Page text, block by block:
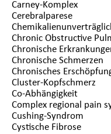
Carney-Komplex
Cerebralparese
Chronic Obstructive
Chronische
Chronische Schmerzen
Chronisches
Cluster-Kopfschmerz
Co-Abhängigkeit
Complex regional pain
Cushing-Syndrom
Cystische Fibrose